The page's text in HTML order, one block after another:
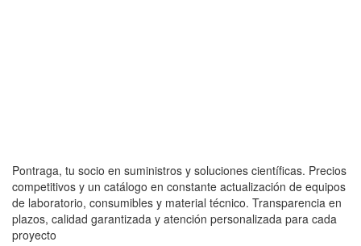
Pontraga, tu socio en suministros y soluciones científicas. Precios
competitivos y un catálogo en constante actualización de equipos
de laboratorio, consumibles y material técnico. Transparencia en
plazos, calidad garantizada y atención personalizada para cada
proyecto